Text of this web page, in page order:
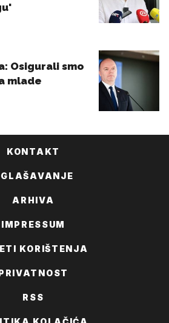
KONTAKT
ARHIVA
IMPRESSUM
KORIŠTENJA
RSS